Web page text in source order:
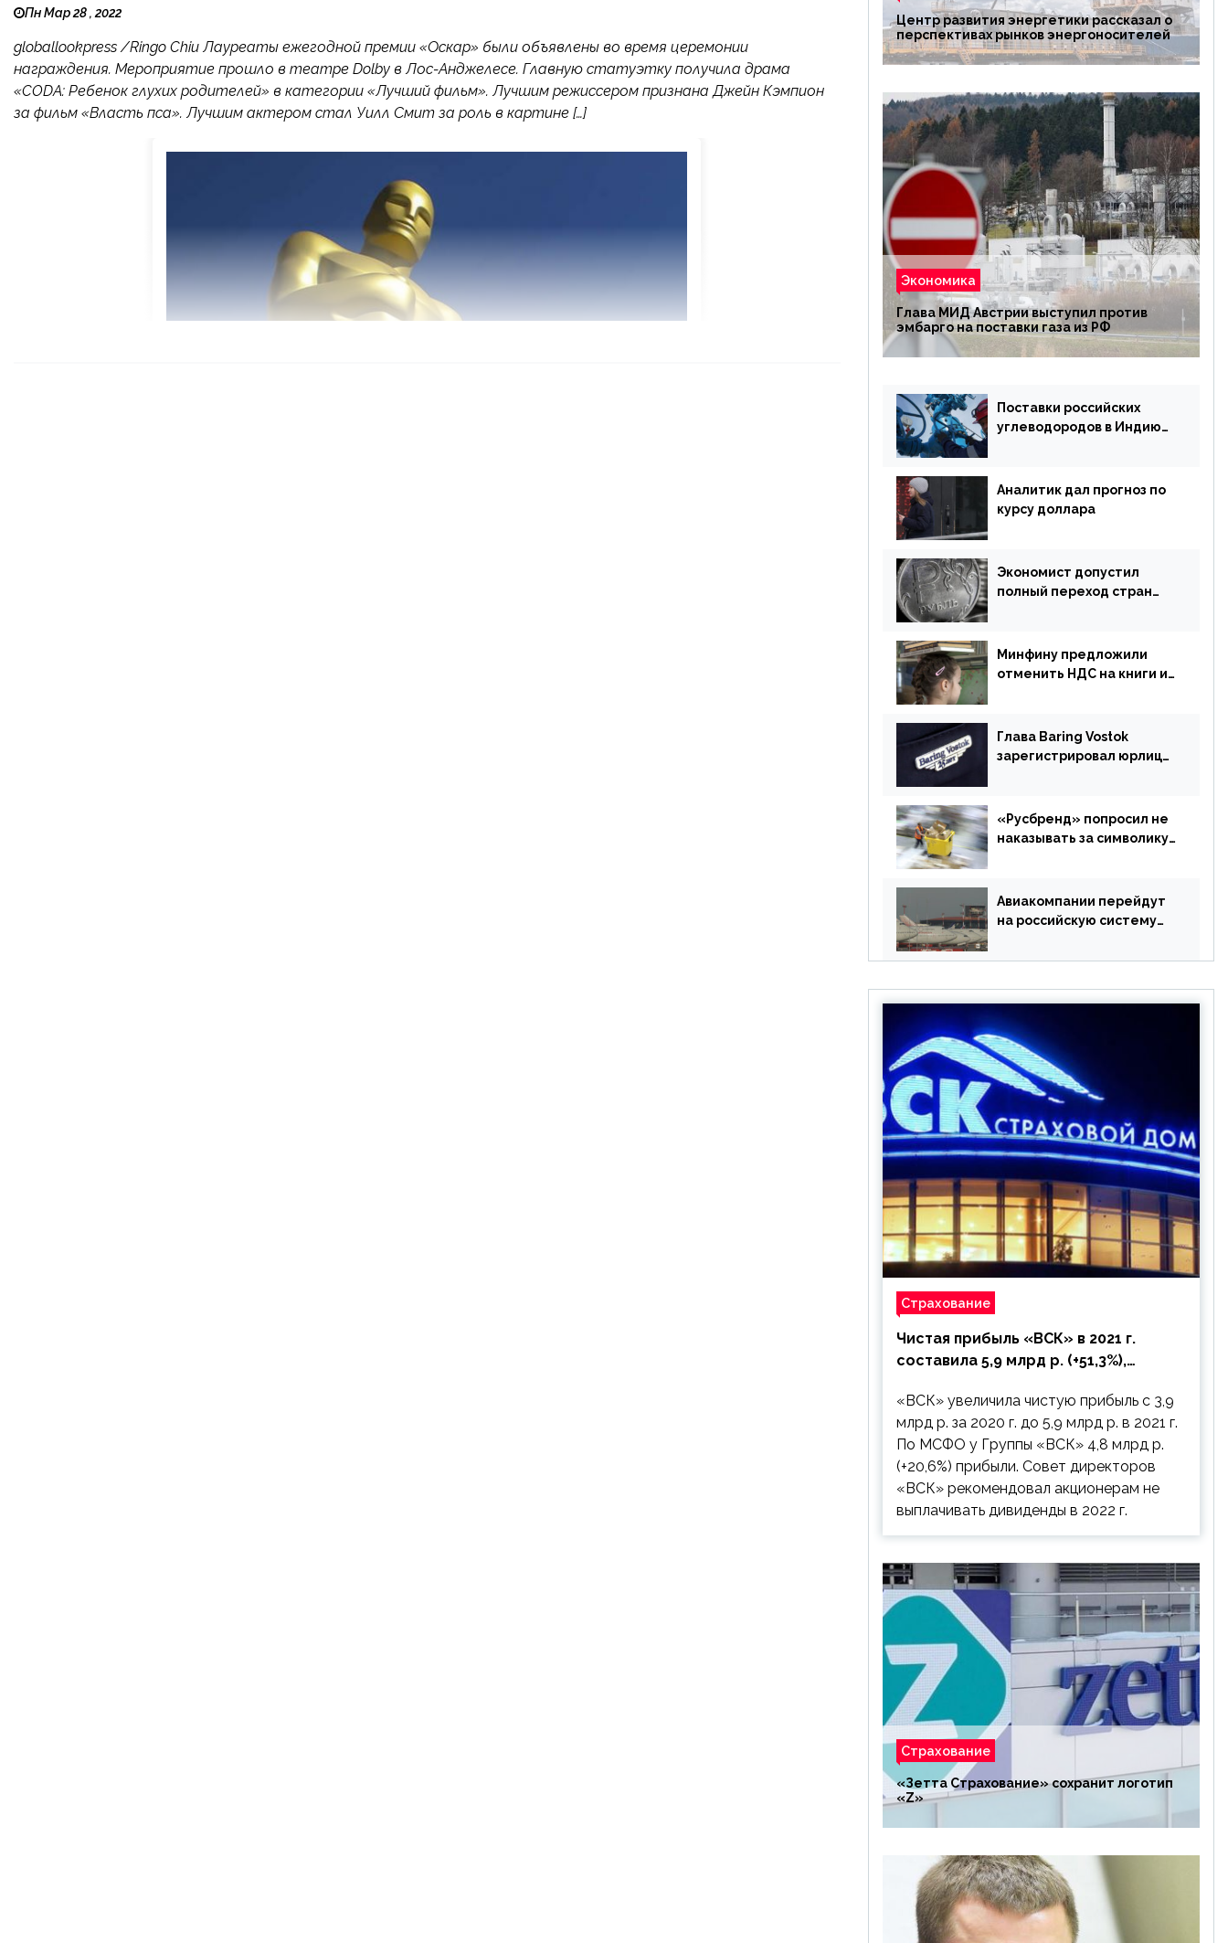
Пн Мар 28 , 2022
globallookpress /Ringo Chiu Лауреаты ежегодной премии «Оскар» были объявлены во время церемонии
награждения. Мероприятие прошло в театре Dolby в Лос-Анджелесе. Главную статуэтку получила драма
«CODA: Ребенок глухих родителей» в категории «Лучший фильм». Лучшим режиссером признана Джейн Кэмпион
за фильм «Власть пса». Лучшим актером стал Уилл Смит за роль в картине […]
Центр развития энергетики рассказал о
перспективах рынков энергоносителей
Экономика
Глава МИД Австрии выступил против
эмбарго на поставки газа из РФ
Поставки российских
углеводородов в Индию
Аналитик дал прогноз по
курсу доллара
Экономист допустил
полный переход стран
Минфину предложили
отменить НДС на книги и
Глава Baring Vostok
зарегистрировал юрлицо
«Русбренд» попросил не
наказывать за символику
Авиакомпании перейдут
на российскую систему
Страхование
Чистая прибыль «ВСК» в 2021 г.
составила 5,9 млрд р. (+51,3%),
выплачивать
«ВСК» увеличила чистую прибыль с 3,9
млрд р. за 2020 г. до 5,9 млрд р. в 2021 г.
По МСФО у Группы «ВСК» 4,8 млрд р.
(+20,6%) прибыли. Совет директоров
«ВСК» рекомендовал акционерам не
выплачивать дивиденды в 2022 г.
Страхование
«Зетта Страхование» сохранит логотип
«Z»